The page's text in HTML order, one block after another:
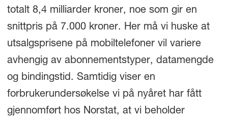
totalt 8,4 milliarder kroner, noe som gir en
snittpris på 7.000 kroner. Her må vi huske at
utsalgsprisene på mobiltelefoner vil variere
avhengig av abonnementstyper, datamengde
og bindingstid. Samtidig viser en
forbrukerundersøkelse vi på nyåret har fått
gjennomført hos Norstat, at vi beholder